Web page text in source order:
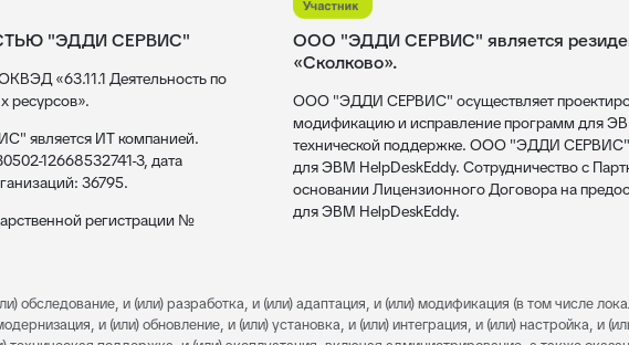
"ЭДДИ СЕРВИС"
«63.11.1 Деятельность по
ресурсов».
является ИТ компанией.
12668532741-3, дата
36795.
регистрации №
ООО "ЭДДИ СЕРВИС" является
«Сколково».
ООО "ЭДДИ СЕРВИС" осуществляет
модификацию и исправление программ для
технической поддержке. ООО "ЭДДИ СЕРВИС"
для ЭВМ HelpDeskEddy. Сотрудничество с
основании Лицензионного Договора на
для ЭВМ HelpDeskEddy.
обследование, и (или) разработка, и (или) адаптация, и (или) модификация (в том числе
и (или) обновление, и (или) установка, и (или) интеграция, и (или) настройка, и